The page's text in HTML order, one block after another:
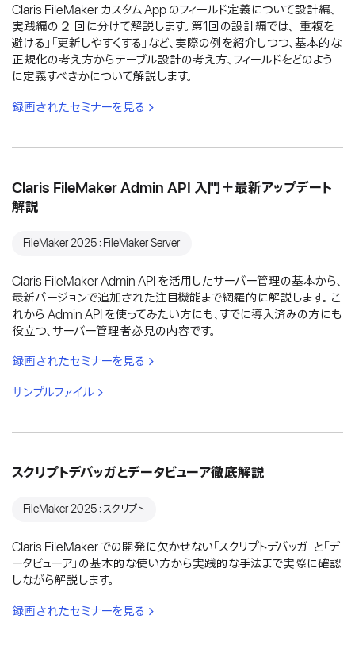
Claris FileMaker カスタム App のフィールド定義について設計編、
実践編の２ 回に分けて解説します。第1回の設計編では、「重複を
避ける」「更新しやすくする」など、実際の例を紹介しつつ、基本的な
正規化の考え方からテーブル設計の考え方、フィールドをどのよう
に定義すべきかについて解説します。
録画されたセミナーを見る
Claris FileMaker Admin API 入門＋最新アップデート
解説
FileMaker 2025：FileMaker Server
Claris FileMaker Admin API を活用したサーバー管理の基本から、
最新バージョンで追加された注目機能まで網羅的に解説します。 こ
れから Admin API を使ってみたい方にも、すでに導入済みの方にも
役立つ、サーバー管理者必見の内容です。
録画されたセミナーを見る
サンプルファイル
スクリプトデバッガとデータビューア徹底解説
FileMaker 2025：スクリプト
Claris FileMaker での開発に欠かせない「スクリプトデバッガ」と「デ
ータビューア」の基本的な使い方から実践的な手法まで実際に確認
しながら解説します。
録画されたセミナーを見る